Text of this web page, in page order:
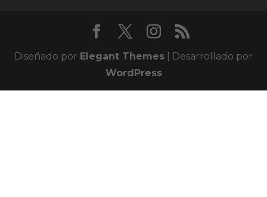
Diseñado por Elegant Themes | Desarrollado por
WordPress